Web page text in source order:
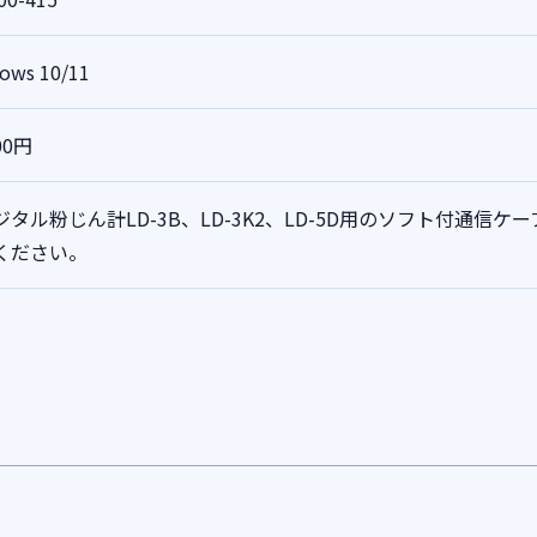
10/11
円
ル粉じん計LD-3B、LD-3K2、LD-5D用のソフト付通信ケー
さい。